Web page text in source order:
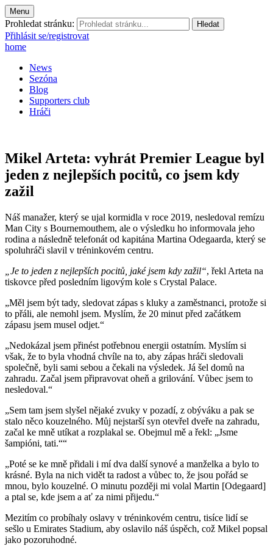
Menu
Prohledat stránku:
Přihlásit se/registrovat
home
News
Sezóna
Blog
Supporters club
Hráči
Mikel Arteta: vyhrát Premier League byl
jeden z nejlepších pocitů, co jsem kdy
zažil
Náš manažer, který se ujal kormidla v roce 2019, nesledoval remízu
Man City s Bournemouthem, ale o výsledku ho informovala jeho
rodina a následně telefonát od kapitána Martina Odegaarda, který se
spoluhráči slavil v tréninkovém centru.
„Je to jeden z nejlepších pocitů, jaké jsem kdy zažil“, řekl Arteta na
tiskovce před posledním ligovým kole s Crystal Palace.
„Měl jsem být tady, sledovat zápas s kluky a zaměstnanci, protože si
to přáli, ale nemohl jsem. Myslím, že 20 minut před začátkem
zápasu jsem musel odjet.“
„Nedokázal jsem přinést potřebnou energii ostatním. Myslím si
však, že to byla vhodná chvíle na to, aby zápas hráči sledovali
společně, byli sami sebou a čekali na výsledek. Já šel domů na
zahradu. Začal jsem připravovat oheň a grilování. Vůbec jsem to
nesledoval.“
„Sem tam jsem slyšel nějaké zvuky v pozadí, z obýváku a pak se
stalo něco kouzelného. Můj nejstarší syn otevřel dveře na zahradu,
začal ke mně utíkat a rozplakal se. Obejmul mě a řekl: „Jsme
šampióni, tati.““
„Poté se ke mně přidali i mí dva další synové a manželka a bylo to
krásné. Byla na nich vidět ta radost a vůbec to, že jsou pořád se
mnou, bylo kouzelné. O minutu později mi volal Martin [Odegaard]
a ptal se, kde jsem a ať za nimi přijedu.“
Mezitím co probíhaly oslavy v tréninkovém centru, tisíce lidí se
sešlo u Emirates Stadium, aby oslavilo náš úspěch, což Mikel popsal
jako pozoruhodné.